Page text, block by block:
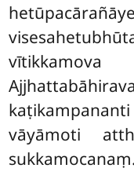
vāyāmoti
sukkamocanaṃ.